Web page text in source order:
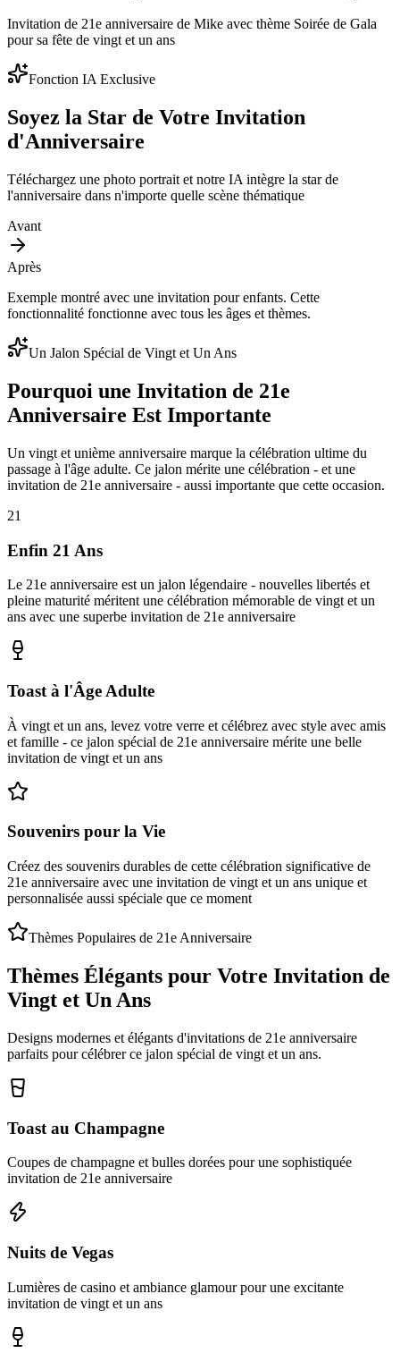
Invitation de 21e anniversaire de Mike avec thème Soirée de Gala
pour sa fête de vingt et un ans
Fonction IA Exclusive
Soyez la Star de Votre Invitation
d'Anniversaire
Téléchargez une photo portrait et notre IA intègre la star de
l'anniversaire dans n'importe quelle scène thématique
Avant
Après
Exemple montré avec une invitation pour enfants. Cette
fonctionnalité fonctionne avec tous les âges et thèmes.
Un Jalon Spécial de Vingt et Un Ans
Pourquoi une Invitation de 21e
Anniversaire Est Importante
Un vingt et unième anniversaire marque la célébration ultime du
passage à l'âge adulte. Ce jalon mérite une célébration - et une
invitation de 21e anniversaire - aussi importante que cette occasion.
21
Enfin 21 Ans
Le 21e anniversaire est un jalon légendaire - nouvelles libertés et
pleine maturité méritent une célébration mémorable de vingt et un
ans avec une superbe invitation de 21e anniversaire
Toast à l'Âge Adulte
À vingt et un ans, levez votre verre et célébrez avec style avec amis
et famille - ce jalon spécial de 21e anniversaire mérite une belle
invitation de vingt et un ans
Souvenirs pour la Vie
Créez des souvenirs durables de cette célébration significative de
21e anniversaire avec une invitation de vingt et un ans unique et
personnalisée aussi spéciale que ce moment
Thèmes Populaires de 21e Anniversaire
Thèmes Élégants pour Votre Invitation de
Vingt et Un Ans
Designs modernes et élégants d'invitations de 21e anniversaire
parfaits pour célébrer ce jalon spécial de vingt et un ans.
Toast au Champagne
Coupes de champagne et bulles dorées pour une sophistiquée
invitation de 21e anniversaire
Nuits de Vegas
Lumières de casino et ambiance glamour pour une excitante
invitation de vingt et un ans